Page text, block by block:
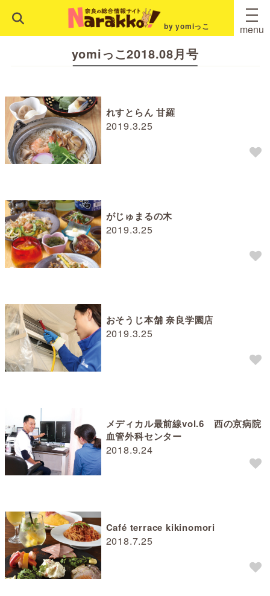
by yomiっこ menu
yomiっこ2018.08月号
2019.3.25
れすとらん 甘羅
2019.3.25
がじゅまるの木
2019.3.25
おそうじ本舗 奈良学園店
2018.9.24
メディカル最前線vol.6 西の京病院
血管外科センター
2018.7.25
Café terrace kikinomori